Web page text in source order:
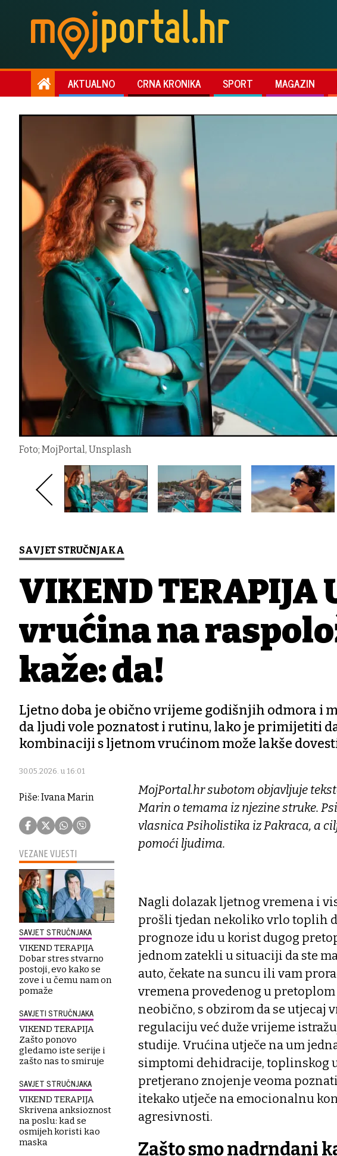
AKTUALNO CRNA KRONIKA SPORT MAGAZIN
Foto; MojPortal, Unsplash
SAVJET STRUČNJAKA
VIKEND TERAPIJA
vrućina na
kaže: da!
Ljetno doba je obično vrijeme godišnjih odmora i
da ljudi vole poznatost i rutinu, lako je primijetiti
kombinaciji s ljetnom vrućinom može lakše
30.05.2026. u 16:01
Piše: Ivana Marin
VEZANE VIJESTI
SAVJET STRUČNJAKA
VIKEND TERAPIJA
Dobar stres stvarno
postoji, evo kako se
zove i u čemu nam on
pomaže
SAVJETI STRUČNJAKA
VIKEND TERAPIJA
Zašto ponovo
gledamo iste serije i
zašto nas to smiruje
SAVJET STRUČNJAKA
VIKEND TERAPIJA
Skrivena anksioznost
na poslu: kad se
osmijeh koristi kao
maska
MojPortal.hr subotom objavljuje
Marin o temama iz njezine struke.
vlasnica Psiholistika iz Pakraca, a
pomoći ljudima.
Nagli dolazak ljetnog vremena i
prošli tjedan nekoliko vrlo toplih
prognoze idu u korist dugog
jednom zatekli u situaciji da ste
auto, čekate na suncu ili vam
vremena provedenog u
neobično, s obzirom da se utjecaj
regulaciju već duže vrijeme
studije. Vrućina utječe na um
simptomi dehidracije, toplinskog
pretjerano znojenje veoma
itekako utječe na emocionalnu
agresivnosti.
Zašto smo nadrndani